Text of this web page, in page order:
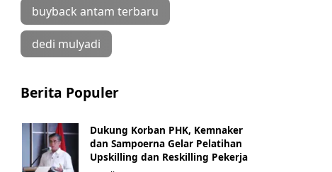
buyback antam terbaru
dedi mulyadi
Berita Populer
Dukung Korban PHK, Kemnaker
dan Sampoerna Gelar Pelatihan
Upskilling dan Reskilling Pekerja